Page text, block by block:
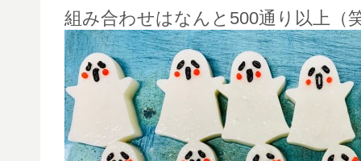
組み合わせはなんと500通り以上（